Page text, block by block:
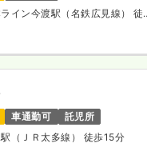
イン今渡駅（名鉄広見線） 徒
車通勤可
託児所
（ＪＲ太多線） 徒歩15分